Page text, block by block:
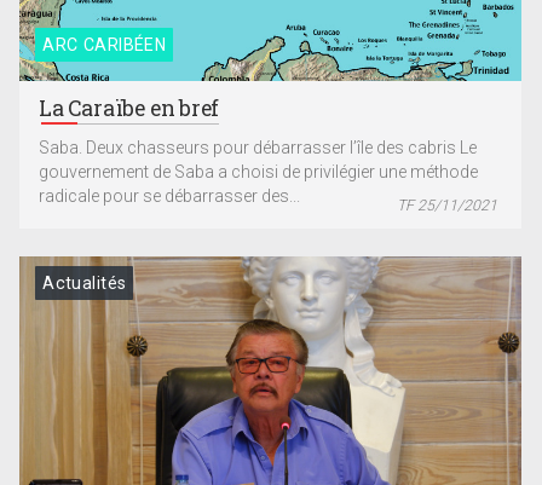
ARC CARIBÉEN
La Caraïbe en bref
Saba. Deux chasseurs pour débarrasser l’île des cabris Le
gouvernement de Saba a choisi de privilégier une méthode
radicale pour se débarrasser des...
TF 25/11/2021
Actualités